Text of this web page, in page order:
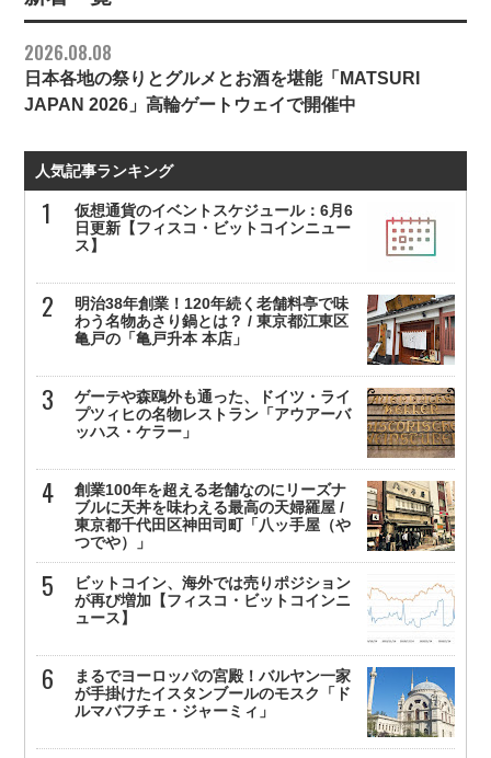
2026.08.08
日本各地の祭りとグルメとお酒を堪能「MATSURI
JAPAN 2026」高輪ゲートウェイで開催中
人気記事ランキング
仮想通貨のイベントスケジュール：6月6
日更新【フィスコ・ビットコインニュー
ス】
明治38年創業！120年続く老舗料亭で味
わう名物あさり鍋とは？ / 東京都江東区
亀戸の「亀戸升本 本店」
ゲーテや森鴎外も通った、ドイツ・ライ
プツィヒの名物レストラン「アウアーバ
ッハス・ケラー」
創業100年を超える老舗なのにリーズナ
ブルに天丼を味わえる最高の天婦羅屋 /
東京都千代田区神田司町「八ッ手屋（や
つでや）」
ビットコイン、海外では売りポジション
が再び増加【フィスコ・ビットコインニ
ュース】
まるでヨーロッパの宮殿！バルヤン一家
が手掛けたイスタンブールのモスク「ド
ルマバフチェ・ジャーミィ」